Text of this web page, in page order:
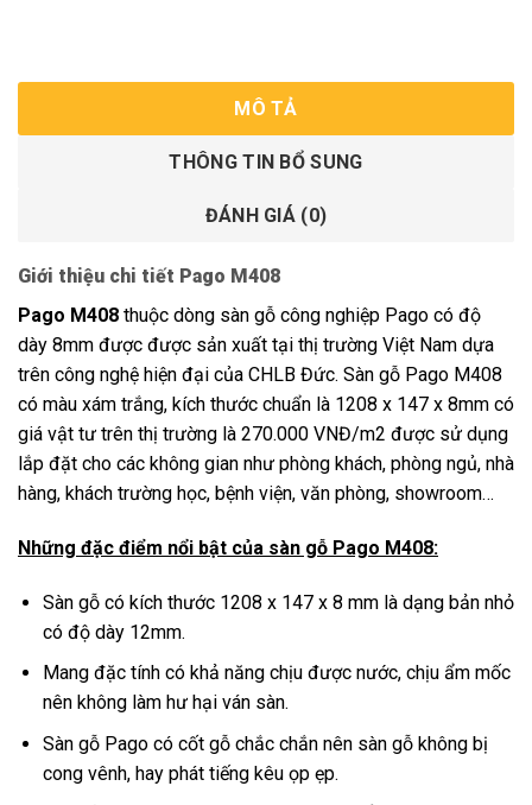
MÔ TẢ
THÔNG TIN BỔ SUNG
ĐÁNH GIÁ (0)
Giới thiệu chi tiết Pago M408
Pago M408 thuộc dòng sàn gỗ công nghiệp Pago có độ
dày 8mm được được sản xuất tại thị trường Việt Nam dựa
trên công nghệ hiện đại của CHLB Đức. Sàn gỗ Pago M408
có màu xám trắng, kích thước chuẩn là 1208 x 147 x 8mm có
giá vật tư trên thị trường là 270.000 VNĐ/m2 được sử dụng
lắp đặt cho các không gian như phòng khách, phòng ngủ, nhà
hàng, khách trường học, bệnh viện, văn phòng, showroom…
Những đặc điểm nổi bật của sàn gỗ Pago M408:
Sàn gỗ có kích thước 1208 x 147 x 8 mm là dạng bản nhỏ
có độ dày 12mm.
Mang đặc tính có khả năng chịu được nước, chịu ẩm mốc
nên không làm hư hại ván sàn.
Sàn gỗ Pago có cốt gỗ chắc chắn nên sàn gỗ không bị
cong vênh, hay phát tiếng kêu ọp ẹp.